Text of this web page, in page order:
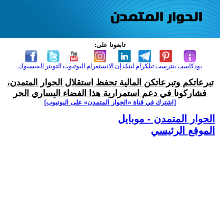
تابعونا على:
الفيسبوك التويتر اليوتيوب الانستغرام لينكدإن تيلكرامبنترست بودكاست
تبرعاتكم وتبرعاتكن المالية تحفظ استقلال الحوار المتمدن،
فشاركونا في دعم استمرارية هذا الفضاء اليساري الحر
[اشترك في قناة ‫«الحوار المتمدن» على اليوتيوب]
الحوار المتمدن - موبايل
الموقع الرئيسي